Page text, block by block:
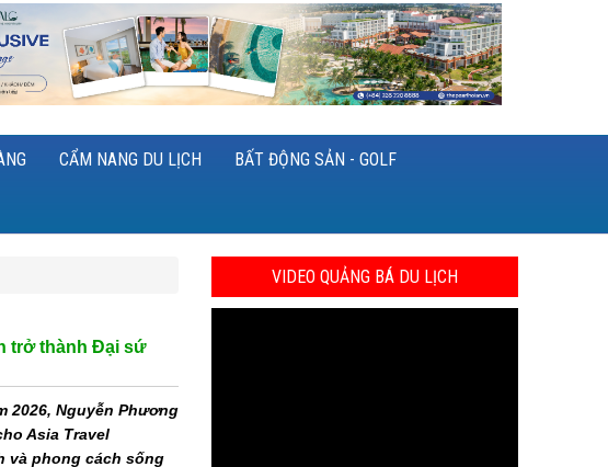
CẨM NANG DU LỊCH BẤT ĐỘNG SẢN - GOLF
trở thành Đại sứ
2026, Nguyễn Phương
Asia Travel
và phong cách sống
VIDEO QUẢNG BÁ DU LỊCH